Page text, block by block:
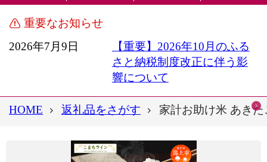
重要なお知らせ
2026年7月9日
【重要】2026年10月のふる
さと納税制度改正に伴う影
響について
HOME 返礼品をさがす 家計お助け米 あき